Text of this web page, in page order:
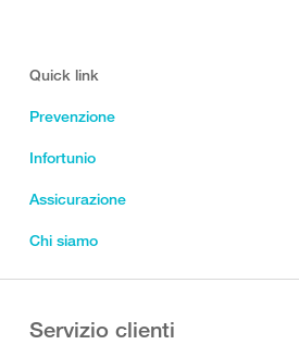
Quick link
Prevenzione
Infortunio
Assicurazione
Chi siamo
Servizio clienti